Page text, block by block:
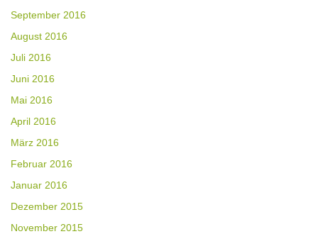
September 2016
August 2016
Juli 2016
Juni 2016
Mai 2016
April 2016
März 2016
Februar 2016
Januar 2016
Dezember 2015
November 2015